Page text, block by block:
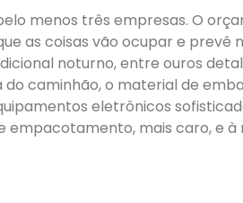
menos três empresas. O
as coisas vão ocupar e
noturno, entre ouros
caminhão, o material de
eletrônicos
mais caro, e à